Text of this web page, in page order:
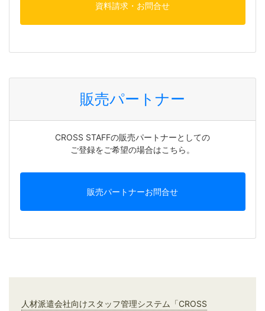
資料請求・お問合せ
販売パートナー
CROSS STAFFの販売パートナーとしての
ご登録をご希望の場合はこちら。
販売パートナーお問合せ
人材派遣会社向けスタッフ管理システム「CROSS